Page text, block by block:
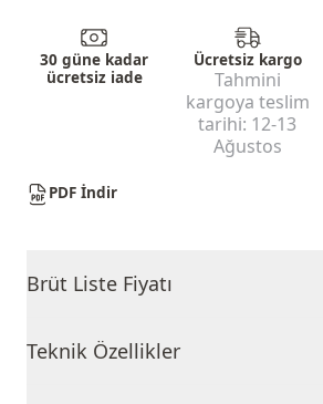
30 güne kadar
ücretsiz iade
Ücretsiz kargo
Tahmini
kargoya teslim
tarihi: 12-13
Ağustos
PDF İndir
Brüt Liste Fiyatı
Teknik Özellikler